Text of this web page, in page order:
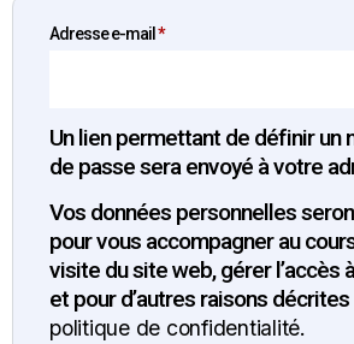
Adresse e-mail *
Un lien permettant de définir un
de passe sera envoyé à votre
Vos données personnelles
pour vous accompagner au
visite du site web, gérer l’accès
et pour d’autres raisons
politique de confidentialité.